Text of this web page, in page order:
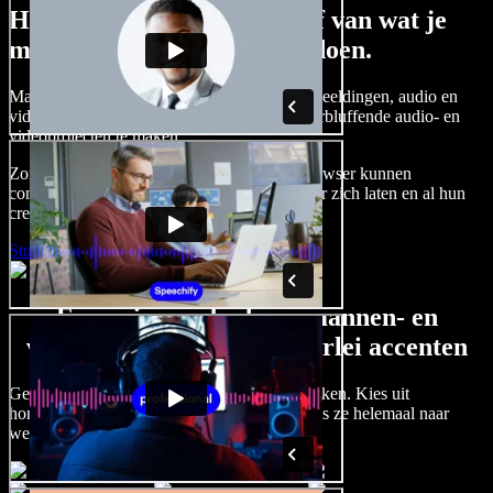
Hier is een kleine voorproef van wat je
met Speechify Studio kunt doen.
Maak voice-overs, voeg royaltyvrije stockafbeeldingen, audio en
video's toe en kloon je stem om complete, verbluffende audio- en
videoprojecten te maken.
Zonder leercurve en met alles direct in de browser kunnen
contentmakers traditionele beperkingen achter zich laten en al hun
creatieve ideeën tot leven brengen.
Studio starten
Een ruim aanbod aan mannen- en
vrouwenstemmen met allerlei accenten
Geen twee projecten hoeven hetzelfde te klinken. Kies uit
honderden AI-stemacteurs en accenten, en pas ze helemaal naar
wens aan.